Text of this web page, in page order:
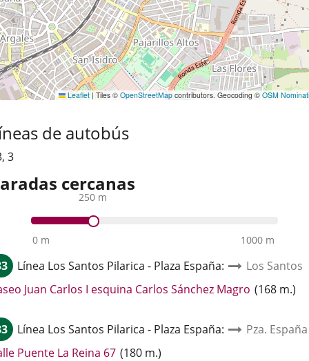
Leaflet |Tiles © OpenStreetMap contributors. Geocoding © OSM
de autobús
, 3
cercanas
0 m
250 m
1000 m
Línea Los Santos Pilarica - Plaza España:
Los Santos
Juan Carlos I esquina Carlos Sánchez Magro Enlace
aplicación
(168 m.)
Línea Los Santos Pilarica - Plaza España:
Pza. España
Puente La Reina 67Enlace
(180 m.)